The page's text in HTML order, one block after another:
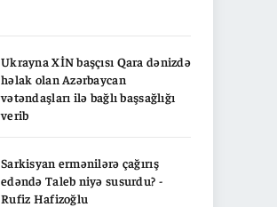
Ukrayna XİN başçısı Qara dənizdə
həlak olan Azərbaycan
vətəndaşları ilə bağlı başsağlığı
verib
Sarkisyan ermənilərə çağırış
edəndə Taleb niyə susurdu? -
Rufiz Hafizoğlu